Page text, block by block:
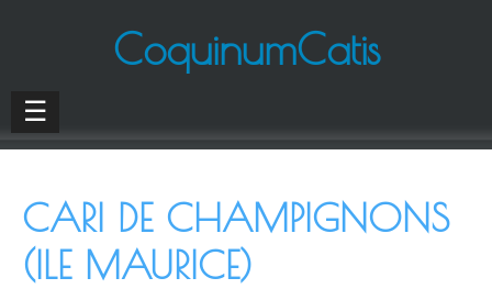
CoquinumCatis
☰
CARI DE CHAMPIGNONS
(ILE MAURICE)